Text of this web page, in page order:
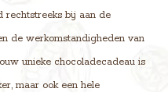
rechtstreeks bij aan de
de werkomstandigheden van
unieke chocoladecadeau is
maar ook een hele